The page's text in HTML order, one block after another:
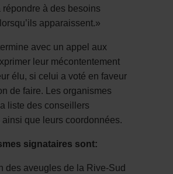
répondre à des besoins
apparaissent.»
avec un appel aux
leur mécontentement
élu, si celui a voté en faveur
de faire. Les organismes
liste des conseillers
que leurs coordonnées.
signataires sont:
des aveugles de la Rive-Sud